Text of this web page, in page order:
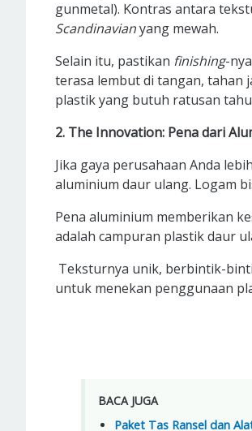
gunmetal). Kontras antara
Scandinavianyang mewah.
Selain itu, pastikan finishing-
terasa lembut di tangan, tahan
plastik yang butuh ratusan
2. The Innovation: Pena dari
Jika gaya perusahaan Anda
aluminium daur ulang. Logam
Pena aluminium memberikan
adalah campuran plastik daur
Teksturnya unik, berbintik-
untuk menekan penggunaan
BACA JUGA
Paket Tas Ransel dan